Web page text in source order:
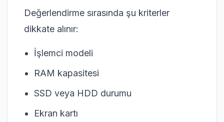
Değerlendirme sırasında şu kriterler
dikkate alınır:
İşlemci modeli
RAM kapasitesi
SSD veya HDD durumu
Ekran kartı